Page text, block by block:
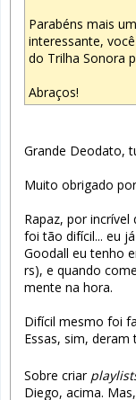
Parabéns mais
interessante,
do Trilha Sonora
Abraços!
Grande Deodato,
Muito obrigado
Rapaz, por
foi tão difícil... eu
Goodall eu tenho
rs), e quando
mente na hora.
Difícil mesmo foi
Essas, sim, deram
Sobre criar
Diego, acima.